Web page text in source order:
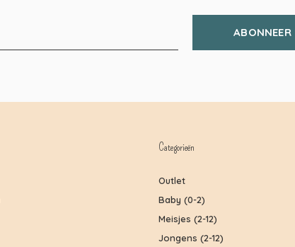
ABONNEER
Categorieën
Outlet
Baby (0-2)
Meisjes (2-12)
Jongens (2-12)